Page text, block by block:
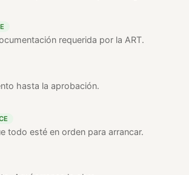
requerida por la ART.
hasta la aprobación.
todo esté en orden para arrancar.